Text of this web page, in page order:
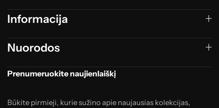
Informacija
Nuorodos
Prenumeruokite naujienlaiškį
Būkite pirmieji, kurie sužino apie naujausias kolekcijas,